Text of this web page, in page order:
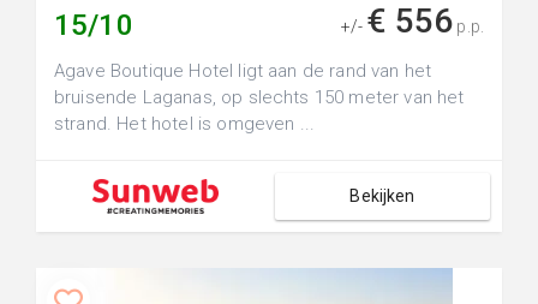
15/10 +/- € 556 p.p.
Agave Boutique Hotel ligt aan de rand van het
bruisende Laganas, op slechts 150 meter van het
strand. Het hotel is omgeven ...
Bekijken